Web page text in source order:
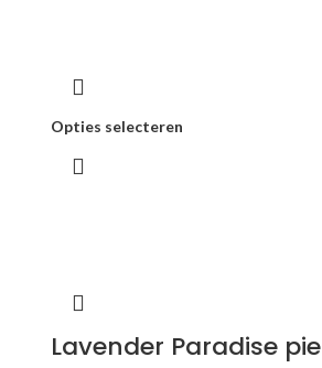
Opties selecteren
Lavender Paradise pie